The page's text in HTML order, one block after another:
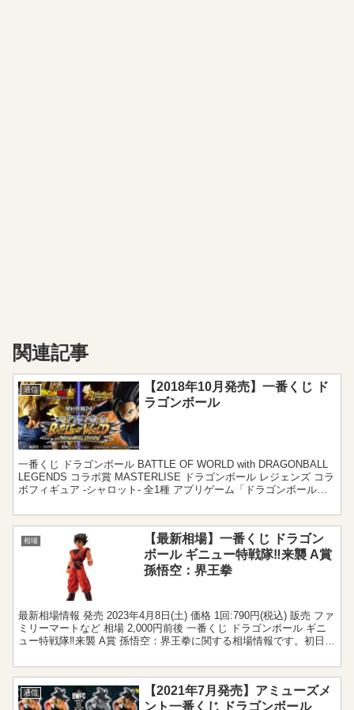
関連記事
通信
【2018年10月発売】一番くじ ド
ラゴンボール
一番くじ ドラゴンボール BATTLE OF WORLD with DRAGONBALL
LEGENDS コラボ賞 MASTERLISE ドラゴンボール レジェンズ コラ
ボフィギュア -シャロット- 全1種 アプリゲーム「ドラゴンボール
相場
【最新相場】一番くじ ドラゴン
ボール ギニュー特戦隊‼来襲 A賞
孫悟空：界王拳
最新相場情報 発売 2023年4月8日(土) 価格 1回:790円(税込) 販売 ファ
ミリーマートなど 相場 2,000円前後 一番くじ ドラゴンボール ギニ
ュー特戦隊‼来襲 A賞 孫悟空：界王拳に関する相場情報です。初日の
通信
【2021年7月発売】アミューズメ
ント一番くじ ドラゴンボール